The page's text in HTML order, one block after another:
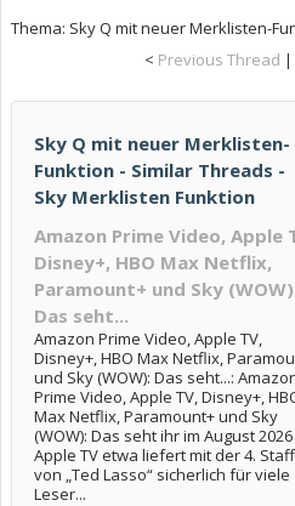
Thema: Sky Q mit neuer Merklisten-
< Previous Thread |
Sky Q mit neuer Merklisten-
Funktion - Similar Threads -
Sky Merklisten Funktion
Amazon Prime Video, Apple
Disney+, HBO Max Netflix,
Paramount+ und Sky
Das seht...
Amazon Prime Video, Apple TV,
Disney+, HBO Max Netflix,
und Sky (WOW): Das seht...:
Prime Video, Apple TV, Disney+,
Max Netflix, Paramount+ und Sky
(WOW): Das seht ihr im August 2026
Apple TV etwa liefert mit der 4.
von „Ted Lasso“ sicherlich für viele
Leser...